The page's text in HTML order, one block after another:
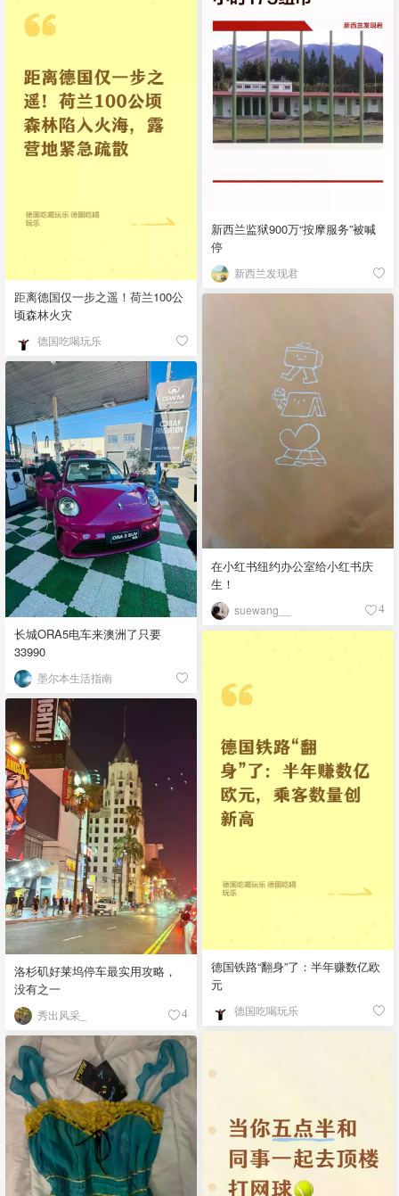
新西兰监狱900万“按摩服务”被喊
停
新西兰发现君
距离德国仅一步之遥！荷兰100公
顷森林火灾
德国吃喝玩乐
在小红书纽约办公室给小红书庆
生！
suewang__ 4
长城ORA5电车来澳洲了只要
33990
墨尔本生活指南
德国铁路“翻身”了：半年赚数亿欧
元
德国吃喝玩乐
洛杉矶好莱坞停车最实用攻略，
没有之一
秀出风采_ 4